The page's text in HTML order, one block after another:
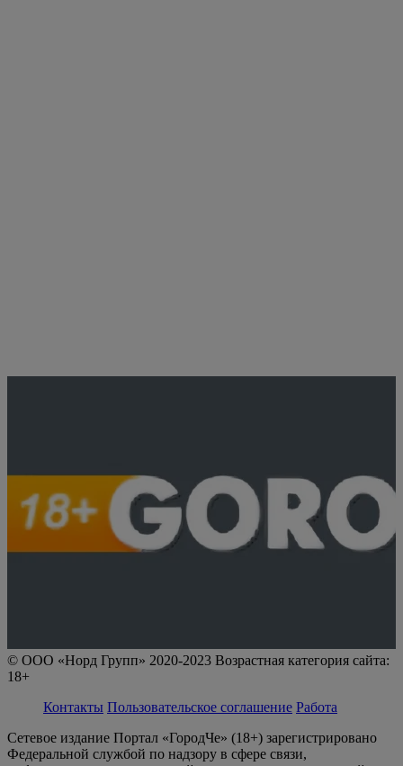
© ООО «Норд Групп» 2020-2023 Возрастная категория сайта:
18+
Контакты Пользовательское соглашение Работа
Сетевое издание Портал «ГородЧе» (18+) зарегистрировано
Федеральной службой по надзору в сфере связи,